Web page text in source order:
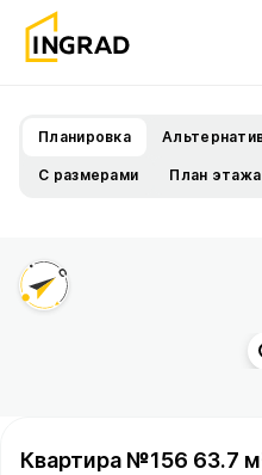
Планировка
С размерами План этажа
Квартира №156 63.7